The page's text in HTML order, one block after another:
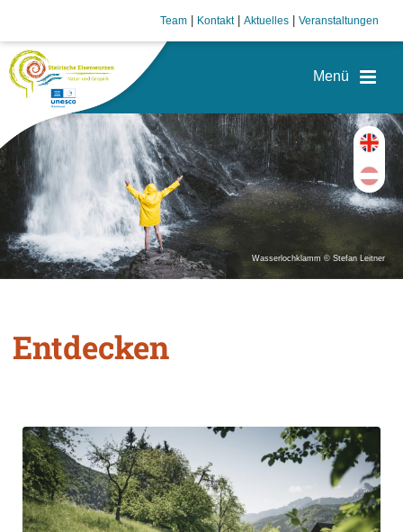
Team Kontakt| Aktuelles Veranstaltungen
Wasserlochklamm © Stefan Leitner
Entdecken